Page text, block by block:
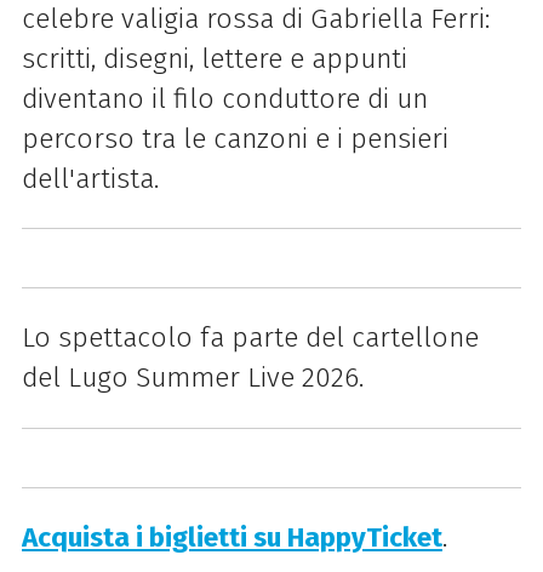
celebre valigia rossa di Gabriella Ferri:
scritti, disegni, lettere e appunti
diventano il filo conduttore di un
percorso tra le canzoni e i pensieri
dell'artista.
Lo spettacolo fa parte del cartellone
del Lugo Summer Live 2026.
Acquista i biglietti su HappyTicket.